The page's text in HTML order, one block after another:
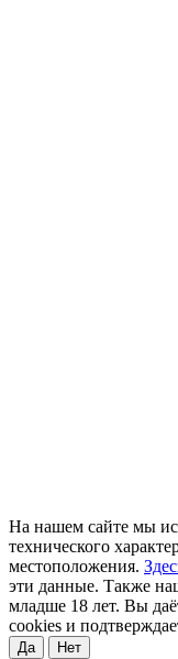
На нашем сайте мы
технического
местоположения.
эти данные. Также
младше 18 лет. Вы
cookies и
Да Нет